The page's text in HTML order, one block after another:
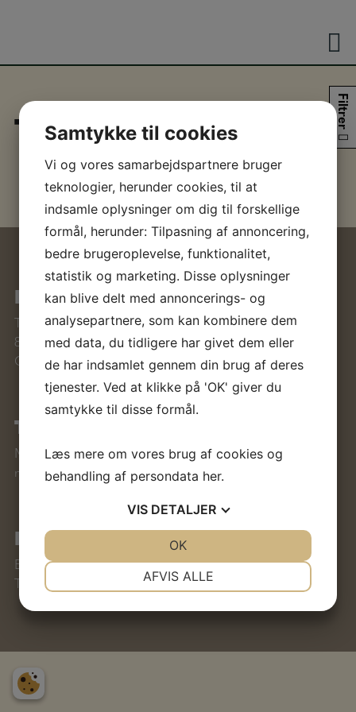
TP Filtrer
KNOP & CO. APS
Tåstrup Byvej 19,
8462 Harlev J
CVR nr.: 36503793
TELEFONTID
Mandag – Fredag:
mellem kl. 8:00 – 17:00
KONTAKT OS
E-mail:knopco@knopco.dk
Telefon:
+45 29 42 31 56
Samtykke til cookies
Vi og vores samarbejdspartnere bruger
teknologier, herunder cookies, til at
indsamle oplysninger om dig til forskellige
formål, herunder: Tilpasning af annoncering,
bedre brugeroplevelse, funktionalitet,
statistik og marketing. Disse oplysninger
kan blive delt med annoncerings- og
analysepartnere, som kan kombinere dem
med data, du tidligere har givet dem eller
de har indsamlet gennem din brug af deres
tjenester. Ved at klikke på 'OK' giver du
samtykke til disse formål.
Læs mere om vores brug af cookies og
behandling af persondata her.
VIS DETALJER
AFVIS ALLE
OK